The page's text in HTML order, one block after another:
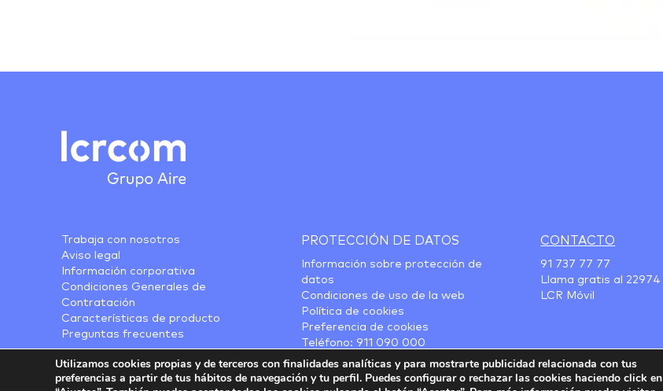
Trabaja con nosotros
Aviso legal
Información corporativa
Condiciones Generales de
Contratación
Características de producto
Preguntas frecuentes
PROTECCIÓN DE DATOS
Información sobre protección de
datos
Condiciones de uso de la web
Política de cookies
Preferencia de cookies
Teléfono: 911 090 000
CONTACTO
91 737 77 77
Llama gratis al 22974
LCR Móvil
Utilizamos cookies propias y de terceros con finalidades analíticas y para mostrarte publicidad relacionada con tus
preferencias a partir de tus hábitos de navegación y tu perfil. Puedes configurar o rechazar las cookies haciendo click en